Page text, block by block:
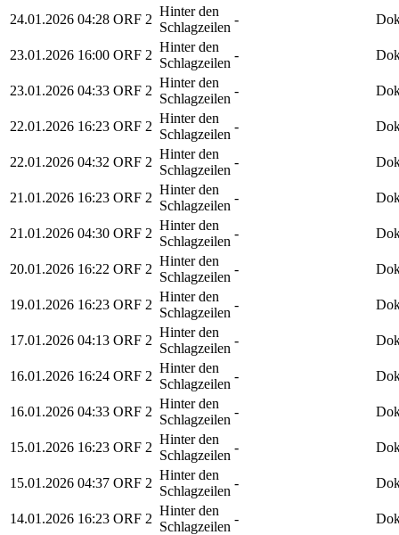
24.01.2026 04:28 ORF 2
Hinter den
Schlagzeilen
-
23.01.2026 16:00 ORF 2
Hinter den
Schlagzeilen
-
23.01.2026 04:33 ORF 2
Hinter den
Schlagzeilen
-
22.01.2026 16:23 ORF 2
Hinter den
Schlagzeilen
-
22.01.2026 04:32 ORF 2
Hinter den
Schlagzeilen
-
21.01.2026 16:23 ORF 2
Hinter den
Schlagzeilen
-
21.01.2026 04:30 ORF 2
Hinter den
Schlagzeilen
-
20.01.2026 16:22 ORF 2
Hinter den
Schlagzeilen
-
19.01.2026 16:23 ORF 2
Hinter den
Schlagzeilen
-
17.01.2026 04:13 ORF 2
Hinter den
Schlagzeilen
-
16.01.2026 16:24 ORF 2
Hinter den
Schlagzeilen
-
16.01.2026 04:33 ORF 2
Hinter den
Schlagzeilen
-
15.01.2026 16:23 ORF 2
Hinter den
Schlagzeilen
-
15.01.2026 04:37 ORF 2
Hinter den
Schlagzeilen
-
14.01.2026 16:23 ORF 2
Hinter den
Schlagzeilen
-